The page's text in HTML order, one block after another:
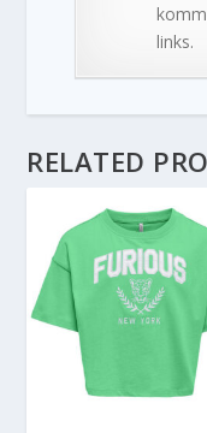
links.
RELATED